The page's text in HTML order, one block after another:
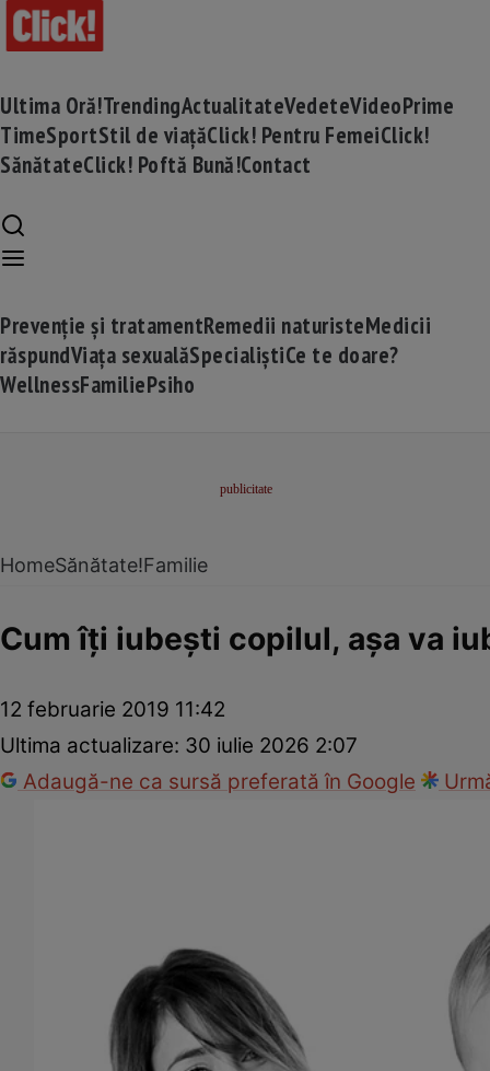
Ultima Oră!TrendingActualitateVedeteVideoPrime
TimeSportStil de viațăClick! Pentru FemeiClick!
SănătateClick! Poftă Bună!Contact
Prevenție și tratamentRemedii naturisteMedicii
răspundViața sexualăSpecialiștiCe te doare?
WellnessFamiliePsiho
HomeSănătate!Familie
Cum îţi iubeşti copilul, aşa va
12 februarie 2019 11:42
Ultima actualizare: 30 iulie 2026 2:07
Adaugă-ne ca sursă preferată în Google